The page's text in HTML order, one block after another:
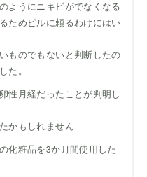
ようにニキビがでなくなる
ためピルに頼るわけにはい
ものでもないと判断したの
た。
性月経だったことが判明し
かもしれません
化粧品を3か月間使用した